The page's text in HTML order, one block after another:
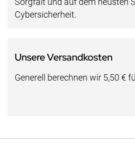
Cybersicherheit.
Unsere Versandkosten
Generell berechnen wir 5,50 €